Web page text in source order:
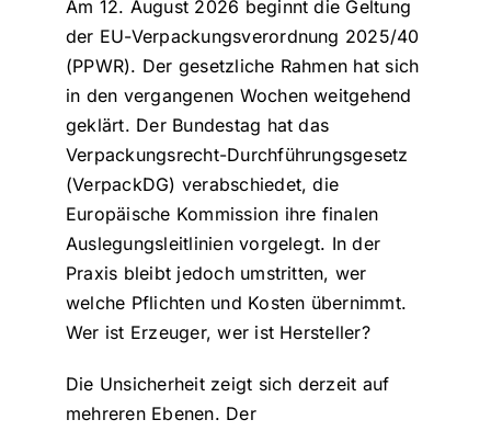
Am 12. August 2026 beginnt die Geltung
der EU-Verpackungsverordnung 2025/40
(PPWR). Der gesetzliche Rahmen hat sich
in den vergangenen Wochen weitgehend
geklärt. Der Bundestag hat das
Verpackungsrecht-Durchführungsgesetz
(VerpackDG) verabschiedet, die
Europäische Kommission ihre finalen
Auslegungsleitlinien vorgelegt. In der
Praxis bleibt jedoch umstritten, wer
welche Pflichten und Kosten übernimmt.
Wer ist Erzeuger, wer ist Hersteller?
Die Unsicherheit zeigt sich derzeit auf
mehreren Ebenen. Der